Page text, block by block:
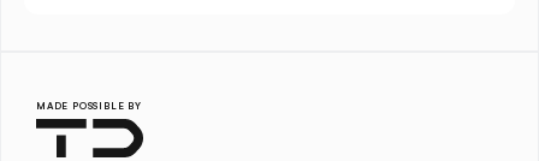
MADE POSSIBLE BY